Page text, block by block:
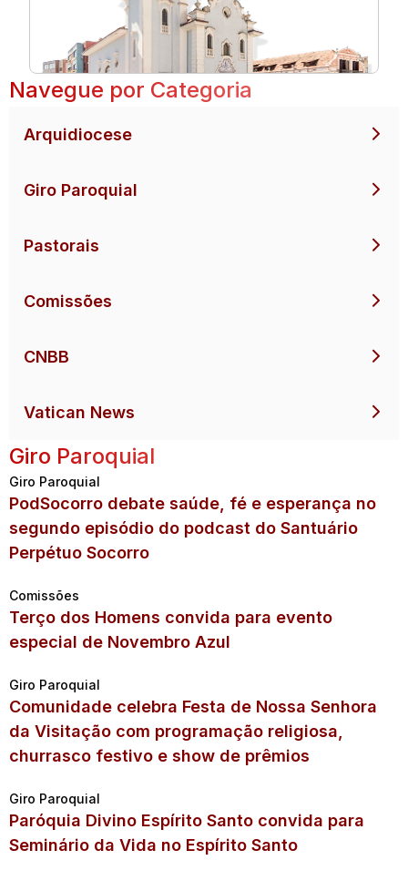
Navegue por Categoria
Arquidiocese
Giro Paroquial
Pastorais
Comissões
CNBB
Vatican News
Giro Paroquial
Giro Paroquial
PodSocorro debate saúde, fé e esperança no
segundo episódio do podcast do Santuário
Perpétuo Socorro
Comissões
Terço dos Homens convida para evento
especial de Novembro Azul
Giro Paroquial
Comunidade celebra Festa de Nossa Senhora
da Visitação com programação religiosa,
churrasco festivo e show de prêmios
Giro Paroquial
Paróquia Divino Espírito Santo convida para
Seminário da Vida no Espírito Santo